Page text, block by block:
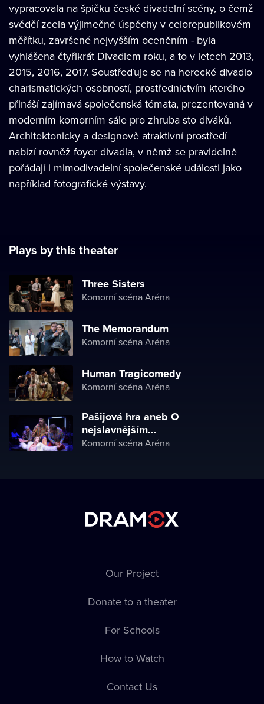
vypracovala na špičku české divadelní scény, o čemž
svědčí zcela výjimečné úspěchy v celorepublikovém
měřítku, završené nejvyšším oceněním - byla
vyhlášena čtyřikrát Divadlem roku, a to v letech 2013,
2015, 2016, 2017. Soustřeďuje se na herecké divadlo
charismatických osobností, prostřednictvím kterého
přináší zajímavá společenská témata, prezentovaná v
moderním komorním sále pro zhruba sto diváků.
Architektonicky a designově atraktivní prostředí
nabízí rovněž foyer divadla, v němž se pravidelně
pořádají i mimodivadelní společenské události jako
například fotografické výstavy.
Plays by this theater
Three Sisters
Komorní scéna Aréna
The Memorandum
Komorní scéna Aréna
Human Tragicomedy
Komorní scéna Aréna
Pašijová hra aneb O
nejslavnějším...
Komorní scéna Aréna
Our Project
Donate to a theater
For Schools
How to Watch
Contact Us